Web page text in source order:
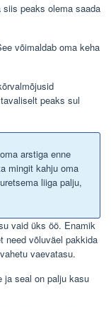
peaks olema saada
võimaldab oma keha
peaks sul
arstiga enne
mingit kahju oma
liiga palju,
vaid üks öö. Enamik
need võluväel pakkida
vaevatasu.
ja seal on palju kasu